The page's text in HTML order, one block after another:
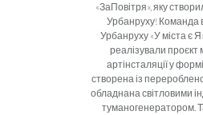
«ЗаПовітря», яку
Урбанруху! Команда
Урбанруху «У міста є
реалізували проєкт
артінсталяції у
створена із
обладнана світловими
туманогенератором.